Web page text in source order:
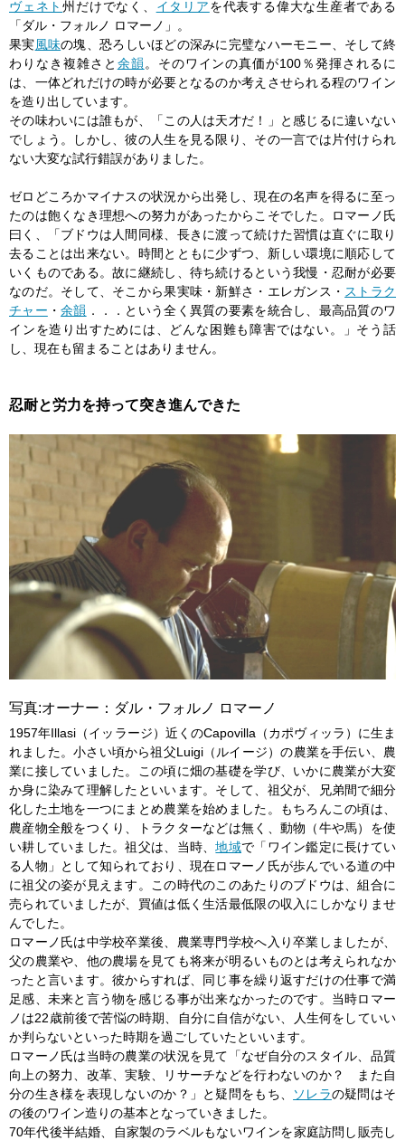
ヴェネト州だけでなく、 イタリアを代表する偉大な生産者である
「ダル・フォルノ ロマーノ」。
果実風味の塊、恐ろしいほどの深みに完璧なハーモニー、そして終
わりなき複雑さと 余韻 。そのワインの真価が100％発揮されるに
は、一体どれだけの時が必要となるのか考えさせられる程のワイン
を造り出しています。
その味わいには誰もが、「この人は天才だ！」と感じるに違いない
でしょう。しかし、彼の人生を見る限り、その一言では片付けられ
ない大変な試行錯誤がありました。
ゼロどころかマイナスの状況から出発し、現在の名声を得るに至っ
たのは飽くなき理想への努力があったからこそでした。ロマーノ氏
曰く、「ブドウは人間同様、長きに渡って続けた習慣は直ぐに取り
去ることは出来ない。時間とともに少ずつ、新しい環境に順応して
いくものである。故に継続し、待ち続けるという我慢・忍耐が必要
なのだ。そして、そこから果実味・新鮮さ・エレガンス・ ストラク
チャー ・余韻 ．．．という全く異質の要素を統合し、最高品質のワ
インを造り出すためには、どんな困難も障害ではない。」そう話
し、現在も留まることはありません。
忍耐と労力を持って突き進んできた
写真:オーナー：ダル・フォルノ ロマーノ
1957年Illasi（イッラージ）近くのCapovilla（カポヴィッラ）に生ま
れました。小さい頃から祖父Luigi（ルイージ）の農業を手伝い、農
業に接していました。この頃に畑の基礎を学び、いかに農業が大変
か身に染みて理解したといいます。そして、祖父が、兄弟間で細分
化した土地を一つにまとめ農業を始めました。もちろんこの頃は、
農産物全般をつくり、トラクターなどは無く、動物（牛や馬）を使
い耕していました。祖父は、当時、地域で「ワイン鑑定に長けてい
る人物」として知られており、現在ロマーノ氏が歩んでいる道の中
に祖父の姿が見えます。この時代のこのあたりのブドウは、組合に
売られていましたが、買値は低く生活最低限の収入にしかなりませ
んでした。
ロマーノ氏は中学校卒業後、農業専門学校へ入り卒業しましたが、
父の農業や、他の農場を見ても将来が明るいものとは考えられなか
ったと言います。彼からすれば、同じ事を繰り返すだけの仕事で満
足感、未来と言う物を感じる事が出来なかったのです。当時ロマー
ノは22歳前後で苦悩の時期、自分に自信がない、人生何をしていい
か判らないといった時期を過ごしていたといいます。
ロマーノ氏は当時の農業の状況を見て「なぜ自分のスタイル、品質
向上の努力、改革、実験、リサーチなどを行わないのか？ また自
分の生き様を表現しないのか？」と疑問をもち、
ソレラの疑問はそ
の後のワイン造りの基本となっていきました。
70年代後半結婚、自家製のラベルもないワインを家庭訪問し販売し